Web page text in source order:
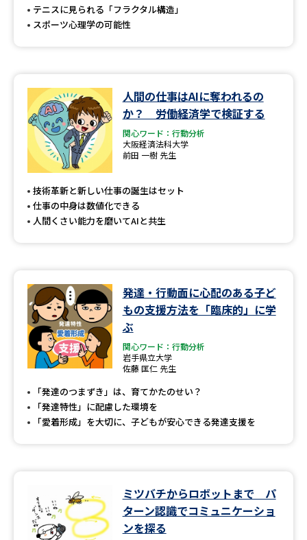
テニスに見られる「フラクタル構造」
スポーツ心理学の可能性
人間の仕事はAIに奪われるの
か？ 労働経済学で検証する
関心ワード：行動分析
大阪経済法科大学
前田 一樹 先生
技術革新と新しい仕事の誕生はセット
仕事の中身は数値化できる
人間くさい能力を磨いてAIと共生
発達・行動面に心配のある子ど
もの支援方法を「臨床的」に学
ぶ
関心ワード：行動分析
岩手県立大学
佐藤 匡仁 先生
「発達のつまずき」は、育てかたのせい？
「発達特性」に配慮した環境を
「愛着形成」を大切に、子どもが安心できる発達支援を
ミツバチからロボットまで パ
ターン認識でコミュニケーショ
ンを探る